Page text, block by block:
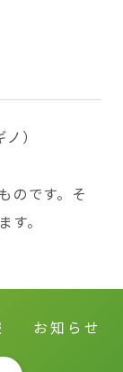
）
のです。そ
。
お知らせ